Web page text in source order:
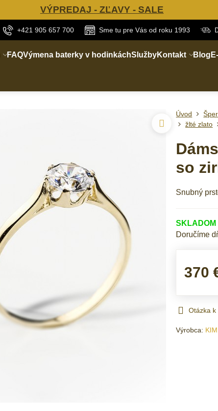
VÝPREDAJ - ZĽAVY - SALE
+421 905 657 700 Sme tu pre Vás od roku 1993
FAQVýmena baterky v hodinkáchSlužbyKontakt Blog
Úvod
žlté zlato
so
Snubný
Doručíme
370
Otázka k
Výrobca: